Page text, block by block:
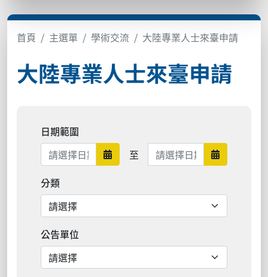
首頁 主選單 學術交流 大陸專業人士來臺申請
大陸專業人士來臺申請
日期範圍
日期範圍開始
至 日期範圍結束 日期範圍
分類
公告單位